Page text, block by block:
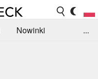
Nowinki
...